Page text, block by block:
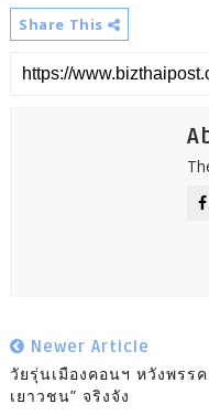
Share This
Newer Article
วัยรุ่นเมืองคอนฯ หวังพรร
เยาวชน” จริงจัง